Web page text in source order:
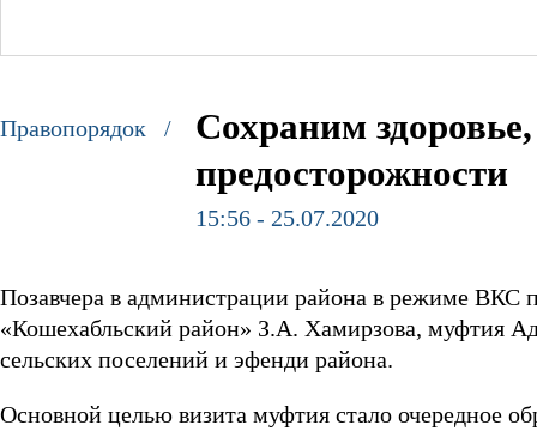
Правопорядок /
Сохраним
предосторожности
15:56 - 25.07.2020
Позавчера в администрации района в режиме
«Кошехабльский район» З.А. Хамирзова, муфтия
сельских поселений и эфенди района.
Основной целью визита муфтия стало очередное